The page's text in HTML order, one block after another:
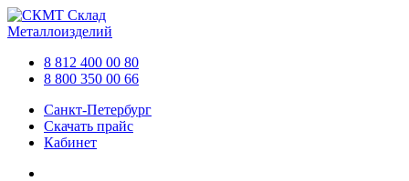
Склад
Металлоизделий
8 812 400 00 80
8 800 350 00 66
Санкт-Петербург
Скачать прайс
Кабинет